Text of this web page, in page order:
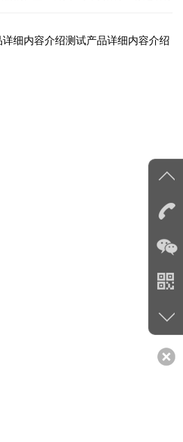
细内容介绍测试产品详细内容介绍